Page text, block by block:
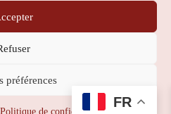
préférences
Politique de confidentialité
FR